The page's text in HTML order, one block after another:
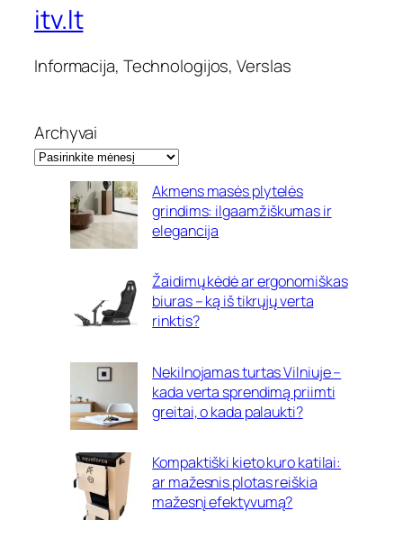
itv.lt
Informacija, Technologijos, Verslas
Archyvai
Akmens masės plytelės
grindims: ilgaamžiškumas ir
elegancija
Žaidimų kėdė ar ergonomiškas
biuras – ką iš tikrųjų verta
rinktis?
Nekilnojamas turtas Vilniuje –
kada verta sprendimą priimti
greitai, o kada palaukti?
Kompaktiški kieto kuro katilai:
ar mažesnis plotas reiškia
mažesnį efektyvumą?